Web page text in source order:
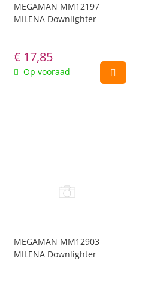
MEGAMAN MM12197
MILENA Downlighter
€ 17,85
Op vooraad
MEGAMAN MM12903
MILENA Downlighter